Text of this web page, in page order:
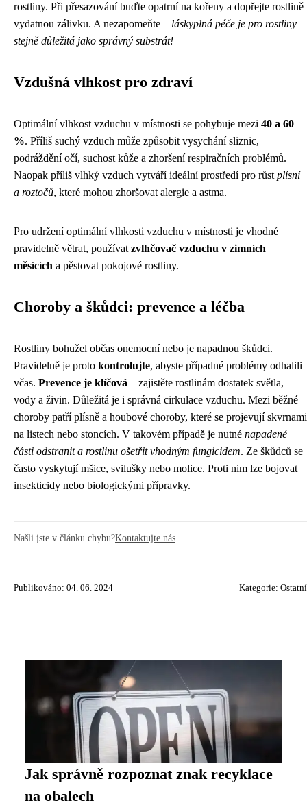
rostliny. Při přesazování buďte opatrní na kořeny a dopřejte rostlině
vydatnou zálivku. A nezapomeňte – láskyplná péče je pro rostliny
stejně důležitá jako správný substrát!
Vzdušná vlhkost pro zdraví
Optimální vlhkost vzduchu v místnosti se pohybuje mezi 40 a 60
%. Příliš suchý vzduch může způsobit vysychání sliznic,
podráždění očí, suchost kůže a zhoršení respiračních problémů.
Naopak příliš vlhký vzduch vytváří ideální prostředí pro růst plísní
a roztočů, které mohou zhoršovat alergie a astma.
Pro udržení optimální vlhkosti vzduchu v místnosti je vhodné
pravidelně větrat, používat zvlhčovač vzduchu v zimních
měsících a pěstovat pokojové rostliny.
Choroby a škůdci: prevence a léčba
Rostliny bohužel občas onemocní nebo je napadnou škůdci.
Pravidelně je proto kontrolujte, abyste případné problémy odhalili
včas. Prevence je klíčová – zajistěte rostlinám dostatek světla,
vody a živin. Důležitá je i správná cirkulace vzduchu. Mezi běžné
choroby patří plísně a houbové choroby, které se projevují skvrnami
na listech nebo stoncích. V takovém případě je nutné napadené
části odstranit a rostlinu ošetřit vhodným fungicidem. Ze škůdců se
často vyskytují mšice, svilušky nebo molice. Proti nim lze bojovat
insekticidy nebo biologickými přípravky.
Našli jste v článku chybu?Kontaktujte nás
Publikováno: 04. 06. 2024 Kategorie: Ostatní
Jak správně rozpoznat znak recyklace
na obalech